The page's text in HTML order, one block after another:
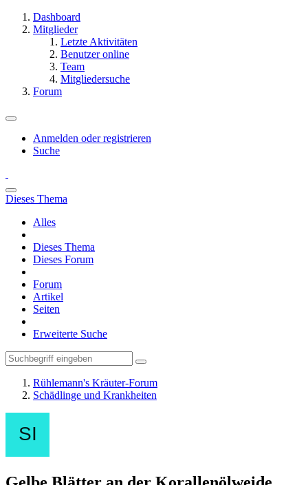
Dashboard
Mitglieder
Letzte Aktivitäten
Benutzer online
Team
Mitgliedersuche
Forum
Anmelden oder registrieren
Suche
Dieses Thema
Alles
Dieses Thema
Dieses Forum
Forum
Artikel
Seiten
Erweiterte Suche
Rühlemann's Kräuter-Forum
Schädlinge und Krankheiten